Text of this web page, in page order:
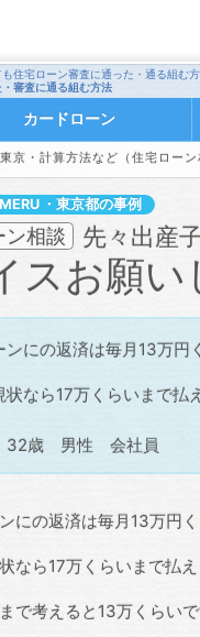
住宅ローン審査に通った・通る組む方
審査に通る組む方法
カードローン
東京・計算方法など（住宅ローン
・東京都の事例
ン相談 先々出産
スお願い
にの返済は毎月13万円
なら17万くらいまで払
32歳 男性 会社員
にの返済は毎月13万円
なら17万くらいまで払え
で考えると13万くらいで